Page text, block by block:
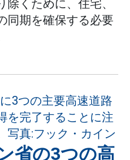
くために、住宅、
同期を確保する必要
省の3つの高